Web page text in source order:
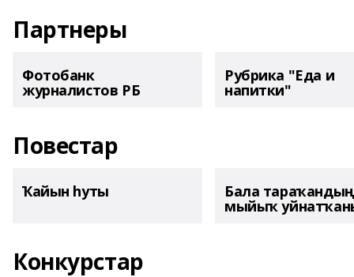
Партнеры
Фотобанк
журналистов РБ
Рубрика "Еда и
напитки"
Повестар
Ҡайын һуты Бала тараҡандың
мыйыҡ
Конкурстар